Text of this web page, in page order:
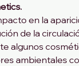
en la
de la
algunos
ambientales